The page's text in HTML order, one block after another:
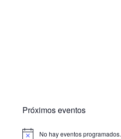
Próximos eventos
No hay eventos programados.